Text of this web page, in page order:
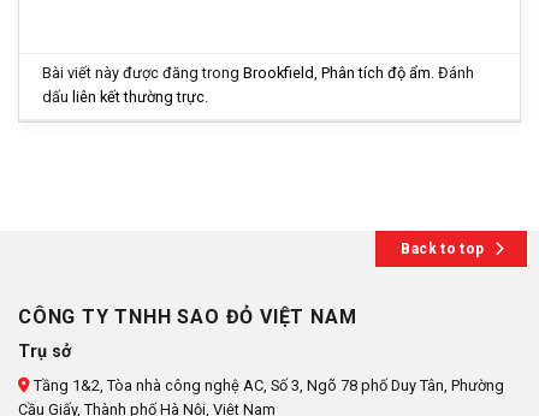
Bài viết này được đăng trongBrookfield,Phân tích độ ẩm. Đánh
dấu liên kết thường trực.
Back to top
CÔNG TY TNHH SAO ĐỎ VIỆT NAM
Trụ sở
Tầng 1&2, Tòa nhà công nghệ AC, Số 3, Ngõ 78 phố Duy Tân, Phường
Cầu Giấy, Thành phố Hà Nội, Việt Nam